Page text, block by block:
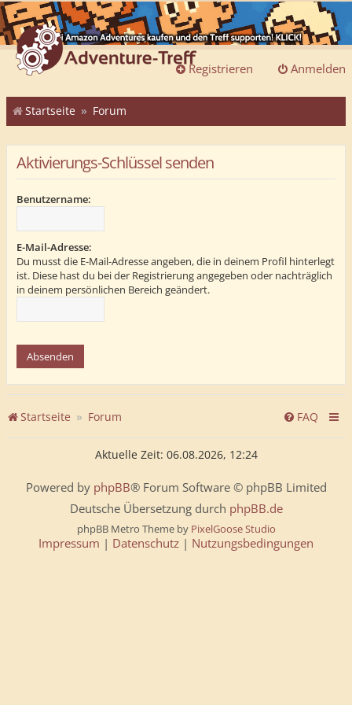
Anmelden
Registrieren
Startseite Forum
Aktivierungs-Schlüssel senden
Benutzername:
E-Mail-Adresse:
Du musst die E-Mail-Adresse angeben, die in deinem Profil hinterlegt
ist. Diese hast du bei der Registrierung angegeben oder nachträglich
in deinem persönlichen Bereich geändert.
Startseite Forum FAQ
Aktuelle Zeit: 06.08.2026, 12:24
Powered by phpBB® Forum Software © phpBB Limited
Deutsche Übersetzung durch phpBB.de
phpBB Metro Theme by PixelGoose Studio
Impressum | Datenschutz | Nutzungsbedingungen